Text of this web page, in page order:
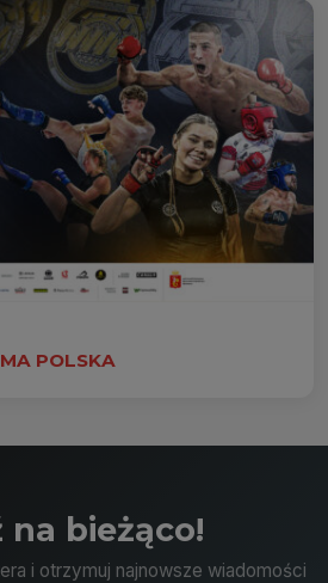
POLSKA
na bieżąco!
i otrzymuj najnowsze wiadomości